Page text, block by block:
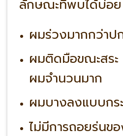
ลักษณะที่พบได้บ่อย
ผมร่วงมากกว่าป
ผมติดมือขณะสร
ผมจำนวนมาก
ผมบางลงแบบกร
ไม่มีการถอยร่นข